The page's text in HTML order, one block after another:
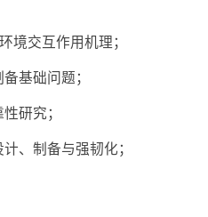
境交互作用机理；
基础问题；
研究；
、制备与强韧化；